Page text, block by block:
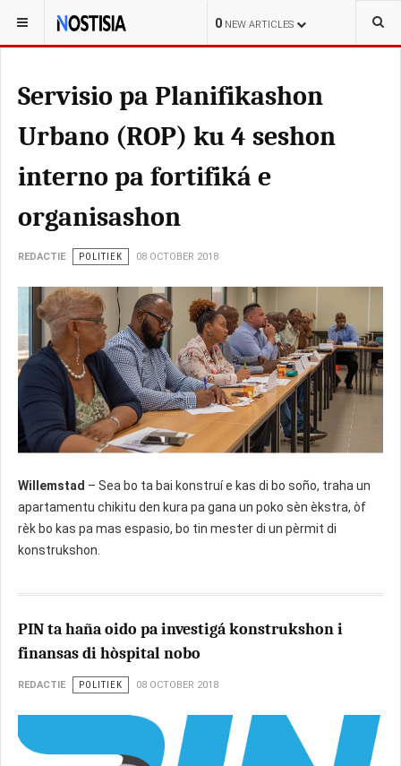
0 NEW ARTICLES
YOU ARE HERE: CURAÇAO LOKAL
Servisio pa Planifikashon
Urbano (ROP) ku 4 seshon
interno pa fortifiká e
organisashon
REDACTIE POLITIEK 08 OCTOBER 2018
Willemstad – Sea bo ta bai konstruí e kas di bo soño, traha un
apartamentu chikitu den kura pa gana un poko sèn èkstra, òf
rèk bo kas pa mas espasio, bo tin mester di un pèrmit di
konstrukshon.
PIN ta haña oido pa investigá konstrukshon i
finansas di hòspital nobo
REDACTIE POLITIEK 08 OCTOBER 2018